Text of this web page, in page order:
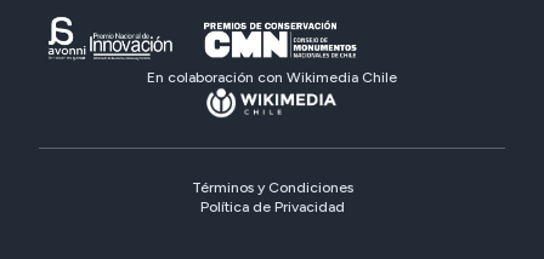
En colaboración con Wikimedia Chile
Términos y Condiciones
Política de Privacidad